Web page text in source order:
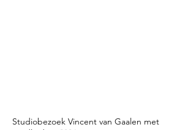
Studiobezoek Vincent van Gaalen met